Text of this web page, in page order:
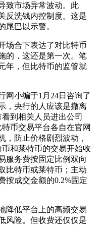
致市场异常波动。此
反洗钱内控制度。这是
尾巴以示警。
合下表达了对比特币
的，这还是第一次。笔
年，但比特币的监管就
小编于1月24日咨询了
，央行的人应该是撤离
到相关人员进出公司
币交易平台各自在官网
，防止价格剧烈波动，
币和莱特币的交易开始收
服务费按固定比例双向
比特币或莱特币；主动
按成交金额的0.2%固定
低平台上的高频交易
风险。但收费还仅仅是